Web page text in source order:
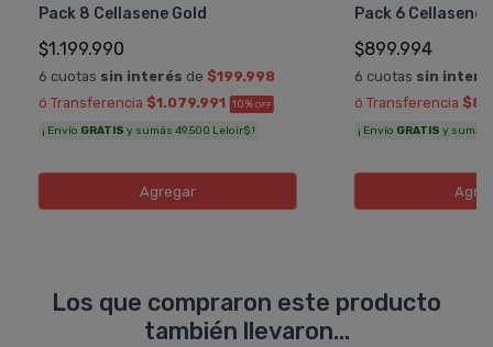
Pack 8 Cellasene Gold
$1.199.990
6 cuotas sin interés de $199.998
ó Transferencia $1.079.991 10% OFF
¡ Envío GRATIS y sumás 49.500 Leloir$ !
Agregar
Pack 6 Cellasene
$899.994
6 cuotas sin
ó Transferencia
¡ Envío GRATIS y sumás
Los que compraron este producto
también llevaron...